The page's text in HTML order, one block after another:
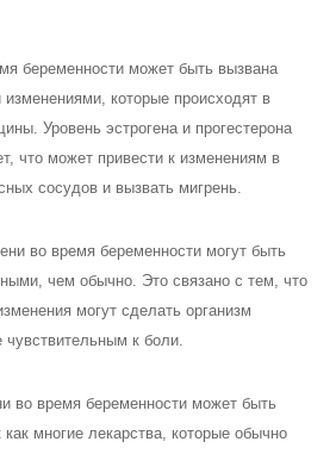
беременности может быть вызвана
которые происходят в
Уровень эстрогена и прогестерона
что может привести к изменениям в
сосудов и вызвать мигрень.
во время беременности могут быть
чем обычно. Это связано с тем, что
могут сделать организм
к боли.
во время беременности может быть
как многие лекарства, которые обычно